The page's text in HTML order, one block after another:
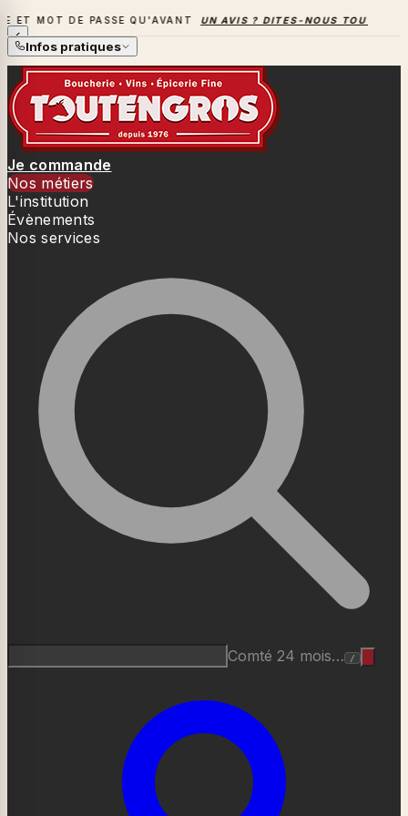
QU'AVANT UN AVIS ? DITES-NOUS TOUT → LA SAISON DES
LA SAISON DES BARBECUES BAT SON PLEIN
Infos pratiques
Je commande
Nos métiers
L'institution
Évènements
Nos services
Roquefort AOP… /